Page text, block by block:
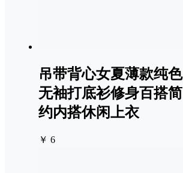
吊带背心女夏薄款纯色
无袖打底衫修身百搭简
约内搭休闲上衣
￥ 6